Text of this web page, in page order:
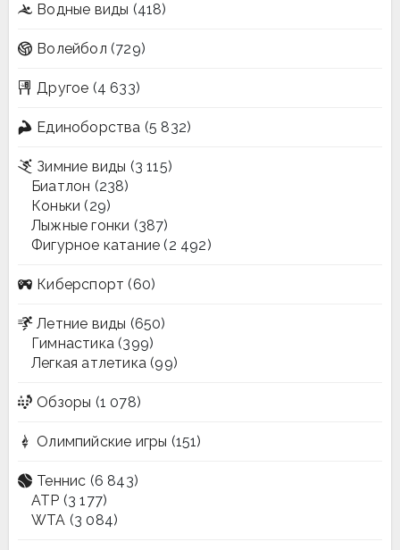
Водные виды (418)
Волейбол (729)
Другое (4 633)
Единоборства (5 832)
Зимние виды (3 115)
Биатлон (238)
Коньки (29)
Лыжные гонки (387)
Фигурное катание (2 492)
Киберспорт (60)
Летние виды (650)
Гимнастика (399)
Легкая атлетика (99)
Обзоры (1 078)
Олимпийские игры (151)
Теннис (6 843)
ATP (3 177)
WTA (3 084)